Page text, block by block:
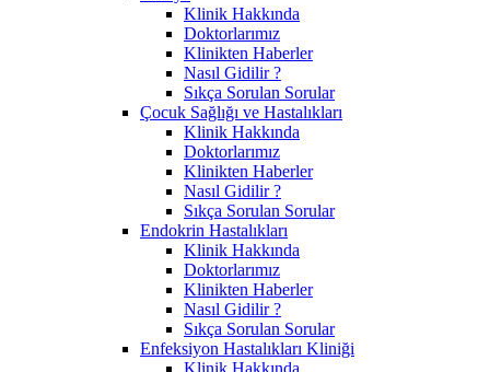
Klinik Hakkında
Doktorlarımız
Klinikten Haberler
Nasıl Gidilir ?
Sıkça Sorulan Sorular
Çocuk Sağlığı ve Hastalıkları
Klinik Hakkında
Doktorlarımız
Klinikten Haberler
Nasıl Gidilir ?
Sıkça Sorulan Sorular
Endokrin Hastalıkları
Klinik Hakkında
Doktorlarımız
Klinikten Haberler
Nasıl Gidilir ?
Sıkça Sorulan Sorular
Enfeksiyon Hastalıkları Kliniği
Klinik Hakkında